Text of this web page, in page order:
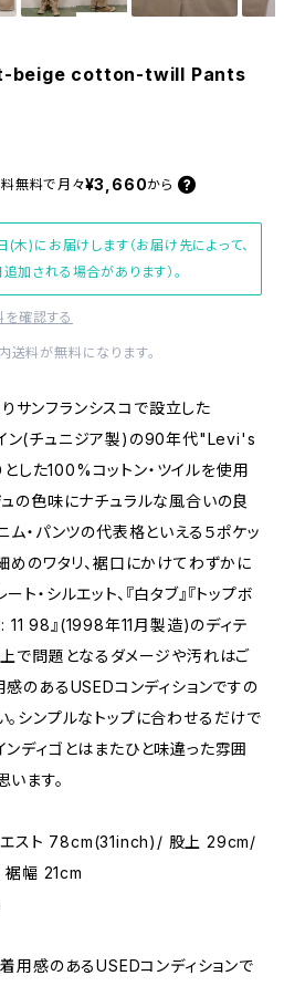
beige cotton-twill Pants
無料で 月々¥3,660から
)にお届けします（お届け先によって、
加される場合があります）。
を確認する
料が無料になります。
ンフランシスコで設立した
ン(チュニジア製)の90年代"Levi's
した100%コットン・ツイルを使用
の色味にナチュラルな風合いの良
ム・パンツの代表格といえる５ポケッ
めのワタリ、裾口にかけてわずかに
・シルエット、『白タブ』『トップボ
11 98』(1998年11月製造)のディテ
上で問題となるダメージや汚れはご
のあるUSEDコンディションですの
シンプルなトップに合わせるだけで
ディゴとはまたひと味違った雰囲
ます。
スト 78cm(31inch)/ 股上 29cm/
幅 21cm
のあるUSEDコンディションで